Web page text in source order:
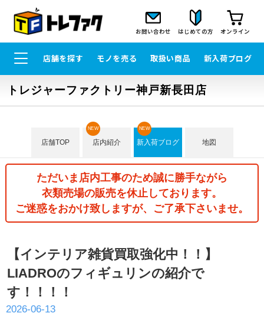
お問い合わせ はじめての方 オンライン
店舗を探す モノを売る 取扱い商品 新入荷ブログ
トレジャーファクトリー神戸新長田店
店舗TOP 店内紹介
NEW
新入荷ブログ
NEW
地図
ただいま店内工事のため誠に勝手ながら
衣類売場の販売を休止しております。
ご迷惑をおかけ致しますが、ご了承下さいませ。
【インテリア雑貨買取強化中！！】
LIADROのフィギュリンの紹介で
す！！！！
2026-06-13